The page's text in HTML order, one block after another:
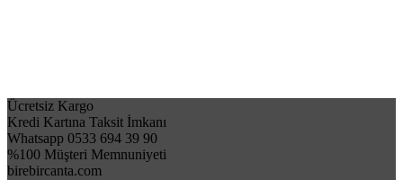
Ücretsiz Kargo
Kredi Kartına Taksit İmkanı
Whatsapp 0533 694 39 90
%100 Müşteri Memnuniyeti
birebircanta.com